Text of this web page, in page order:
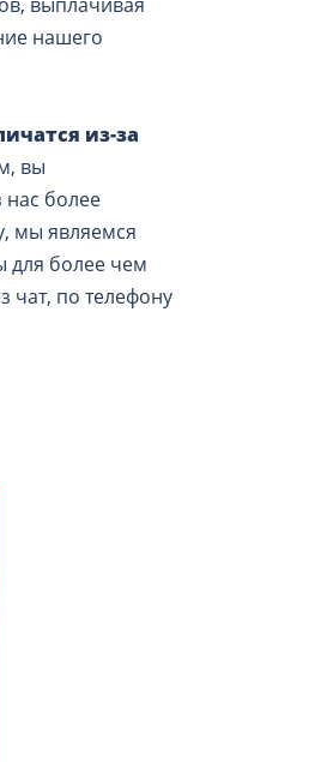
нашего
из-за
вы
нас более
мы являемся
для более чем
чат, по телефону